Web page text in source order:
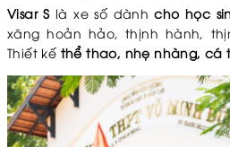
Visar Slà xe số dànhcho học
xăng hoản hảo, thịnh hành,
Thiết kế thể thao, nhẹ nhàng, cá